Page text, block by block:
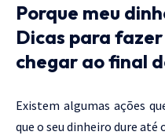
Porque meu
Dicas para
chegar ao final
Existem algumas ações
que o seu dinheiro dure